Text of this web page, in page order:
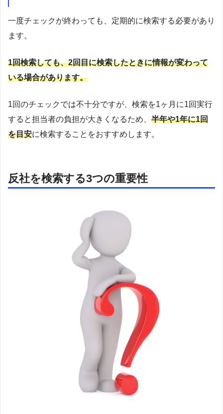
一度チェックが終わっても、定期的に検索する必要があり
ます。
1回検索しても、2回目に検索したときに情報が変わって
いる場合があります。
1回のチェックでは不十分ですが、検索を1ヶ月に1回実行
すると担当者の負担が大きくなるため、 半年や1年に1回
を目安に検索することをおすすめします。
反社を検索する3つの重要性